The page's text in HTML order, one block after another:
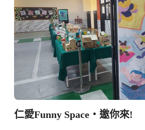
仁愛Funny Space‧邀你來!